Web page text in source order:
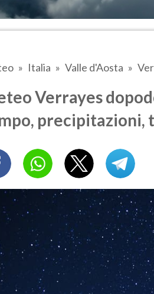
Italia Valle d'Aosta
Verrayes
precipitazioni,